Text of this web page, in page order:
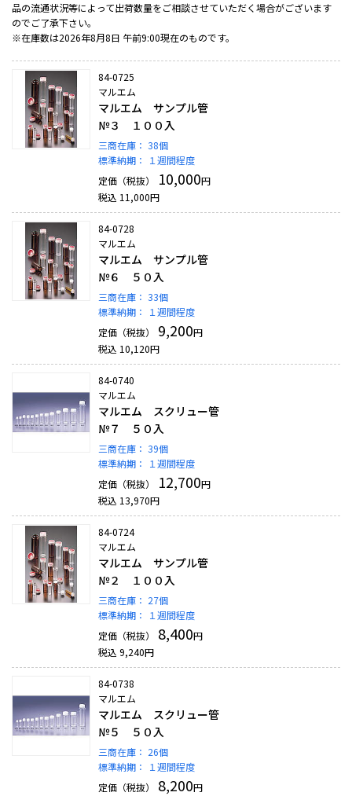
品の流通状況等によって出荷数量をご相談させていただく場合がございます
のでご了承下さい。
※在庫数は2026年8月8日 午前9:00現在のものです。
84-0725
マルエム
マルエム サンプル管
№３ １００入
三商在庫： 38個
標準納期：
１週間程度
定価（税抜）
10,000円
税込 11,000円
84-0728
マルエム
マルエム サンプル管
№６ ５０入
三商在庫： 33個
標準納期：
１週間程度
定価（税抜）
9,200円
税込 10,120円
84-0740
マルエム
マルエム スクリュー管
№７ ５０入
三商在庫： 39個
標準納期：
１週間程度
定価（税抜）
12,700円
税込 13,970円
84-0724
マルエム
マルエム サンプル管
№２ １００入
三商在庫： 27個
標準納期：
１週間程度
定価（税抜）
8,400円
税込 9,240円
84-0738
マルエム
マルエム スクリュー管
№５ ５０入
三商在庫： 26個
標準納期：
１週間程度
定価（税抜）
8,200円